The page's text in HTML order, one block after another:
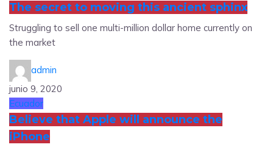
The secret to moving this ancient sphinx
Struggling to sell one multi-million dollar home currently on
the market
admin
junio 9, 2020
Ecuador
Believe that Apple will announce the
iPhone